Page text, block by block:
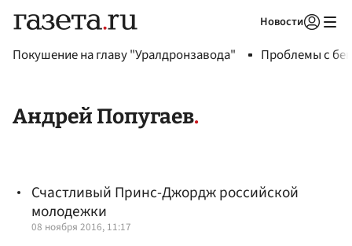
Новости
Покушение на главу "Уралдронзавода" Проблемы с
Андрей Попугаев
Счастливый Принс-Джордж российской
молодежки
08 ноября 2016, 11:17